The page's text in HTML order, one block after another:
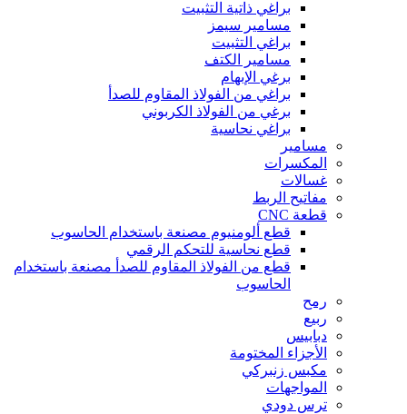
براغي ذاتية التثبيت
مسامير سيمز
براغي التثبيت
مسامير الكتف
برغي الإبهام
براغي من الفولاذ المقاوم للصدأ
برغي من الفولاذ الكربوني
براغي نحاسية
مسامير
المكسرات
غسالات
مفاتيح الربط
قطعة CNC
قطع ألومنيوم مصنعة باستخدام الحاسوب
قطع نحاسية للتحكم الرقمي
قطع من الفولاذ المقاوم للصدأ مصنعة باستخدام
الحاسوب
رمح
ربيع
دبابيس
الأجزاء المختومة
مكبس زنبركي
المواجهات
ترس دودي